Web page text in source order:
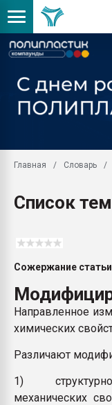
Главная Словарь
Список
Сожержание
Направленное
химических
Различают
1)
механических